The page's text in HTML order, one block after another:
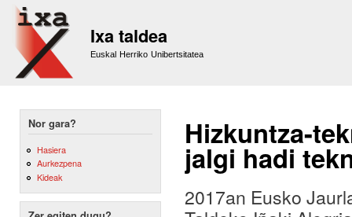
Ixa taldea
Euskal Herriko Unibertsitatea
Nor gara?
Hasiera
Aurkezpena
Kideak
Hizkuntza-
jalgi hadi
2017an Eusko